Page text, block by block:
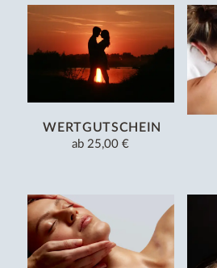
WERTGUTSCHEIN
ab 25,00 €